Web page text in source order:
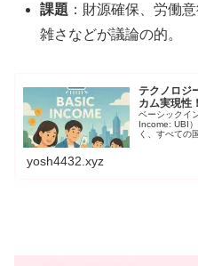
課題 ：財源確保、労働
雑さなどが議論の的。
テクノロジ
カム実現性！
ベーシックイ
Income: UBI
く、すべての
yosh4432.xyz